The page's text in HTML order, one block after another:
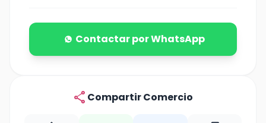
Contactar por WhatsApp
share Compartir Comercio